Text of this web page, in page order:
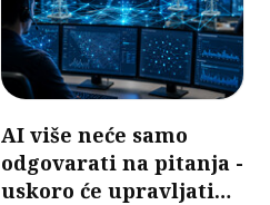
AI više neće samo
odgovarati na pitanja -
uskoro će upravljati